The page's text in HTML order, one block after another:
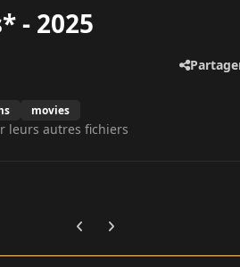
- 2025
movies
leurs autres fichiers
Previous carousel slide
Next carousel slide